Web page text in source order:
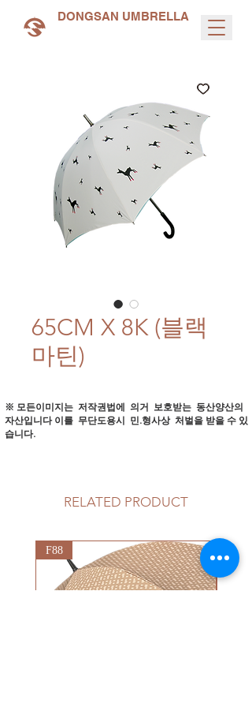
DONGSAN UMBRELLA
65CM X 8K (블랙
마틴)
※ 모든이미지는 저작권법에 의거 보호받는 동산양산의
자산입니다이를 무단도용시 민.형사상 처벌을 받을 수 있
습니다.
RELATED PRODUCT
F88 G92